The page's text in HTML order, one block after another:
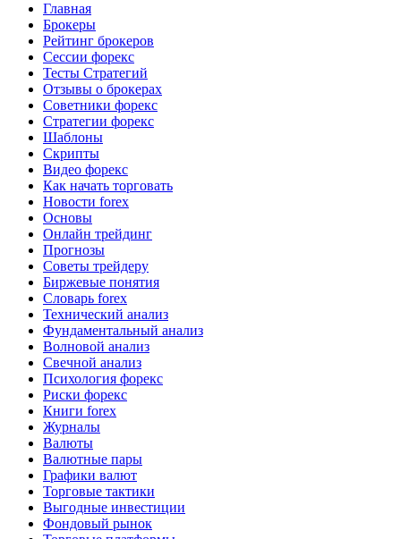
Главная
Брокеры
Рейтинг брокеров
Сессии форекс
Тесты Стратегий
Отзывы о брокерах
Советники форекс
Стратегии форекс
Шаблоны
Скрипты
Видео форекс
Как начать торговать
Новости forex
Основы
Онлайн трейдинг
Прогнозы
Советы трейдеру
Биржевые понятия
Словарь forex
Технический анализ
Фундаментальный анализ
Волновой анализ
Свечной анализ
Психология форекс
Риски форекс
Книги forex
Журналы
Валюты
Валютные пары
Графики валют
Торговые тактики
Выгодные инвестиции
Фондовый рынок